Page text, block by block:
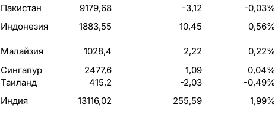
Пакистан 9179,68 -3,12
-0,03%
Индонезия 1883,55 10,45 0,56%
Малайзия 1028,4 2,22
0,22%
Сингапур 2477,6 1,09
0,04%
Таиланд 415,2 -2,03
-0,49%
Индия 13116,02 255,59 1,99%